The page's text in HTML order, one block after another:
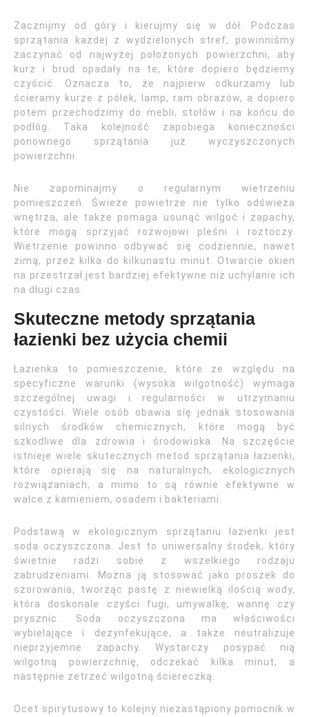
Zacznijmy od góry i kierujmy się w dół. Podczas
sprzątania każdej z wydzielonych stref, powinniśmy
zaczynać od najwyżej położonych powierzchni, aby
kurz i brud opadały na te, które dopiero będziemy
czyścić. Oznacza to, że najpierw odkurzamy lub
ścieramy kurze z półek, lamp, ram obrazów, a dopiero
potem przechodzimy do mebli, stołów i na końcu do
podłóg. Taka kolejność zapobiega konieczności
ponownego sprzątania już wyczyszczonych
powierzchni.
Nie zapominajmy o regularnym wietrzeniu
pomieszczeń. Świeże powietrze nie tylko odświeża
wnętrza, ale także pomaga usunąć wilgoć i zapachy,
które mogą sprzyjać rozwojowi pleśni i roztoczy.
Wietrzenie powinno odbywać się codziennie, nawet
zimą, przez kilka do kilkunastu minut. Otwarcie okien
na przestrzał jest bardziej efektywne niż uchylanie ich
na długi czas.
Skuteczne metody sprzątania
łazienki bez użycia chemii
Łazienka to pomieszczenie, które ze względu na
specyficzne warunki (wysoka wilgotność) wymaga
szczególnej uwagi i regularności w utrzymaniu
czystości. Wiele osób obawia się jednak stosowania
silnych środków chemicznych, które mogą być
szkodliwe dla zdrowia i środowiska. Na szczęście
istnieje wiele skutecznych metod sprzątania łazienki,
które opierają się na naturalnych, ekologicznych
rozwiązaniach, a mimo to są równie efektywne w
walce z kamieniem, osadem i bakteriami.
Podstawą w ekologicznym sprzątaniu łazienki jest
soda oczyszczona. Jest to uniwersalny środek, który
świetnie radzi sobie z wszelkiego rodzaju
zabrudzeniami. Można ją stosować jako proszek do
szorowania, tworząc pastę z niewielką ilością wody,
która doskonale czyści fugi, umywalkę, wannę czy
prysznic. Soda oczyszczona ma właściwości
wybielające i dezynfekujące, a także neutralizuje
nieprzyjemne zapachy. Wystarczy posypać nią
wilgotną powierzchnię, odczekać kilka minut, a
następnie zetrzeć wilgotną ściereczką.
Ocet spirytusowy to kolejny niezastąpiony pomocnik w